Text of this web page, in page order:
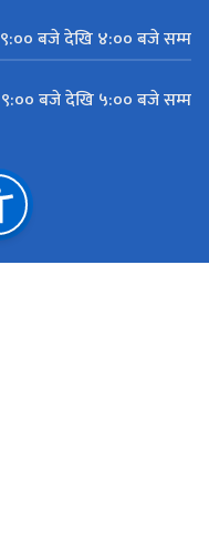
९:०० बजे देखि ४:०० बजे सम्म
९:०० बजे देखि ५:०० बजे सम्म